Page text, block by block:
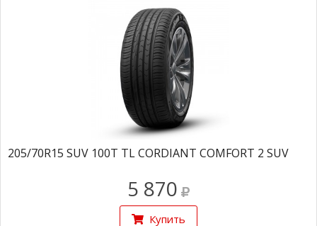
205/70R15 SUV 100T TL CORDIANT COMFORT 2 SUV
5 870
Купить